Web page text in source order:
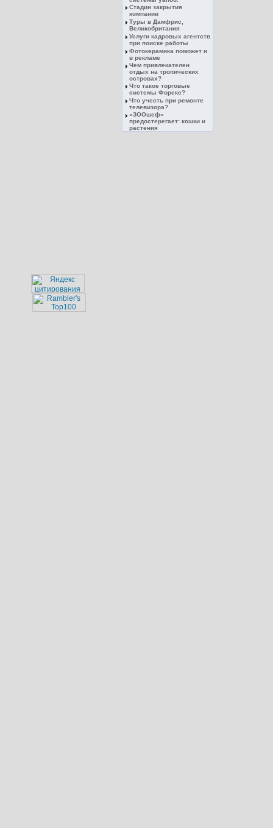
Стадии закрытия
компании
Туры в Дамфрис,
Великобритания
Услуги кадровых агентств
при поиске работы
Фотокерамика поможет и
в рекламе
Чем привлекателен
отдых на тропических
островах?
Что такое торговые
системы Форекс?
Что учесть при ремонте
телевизора?
«ЗООшеф»
предостерегает: кошки и
растения